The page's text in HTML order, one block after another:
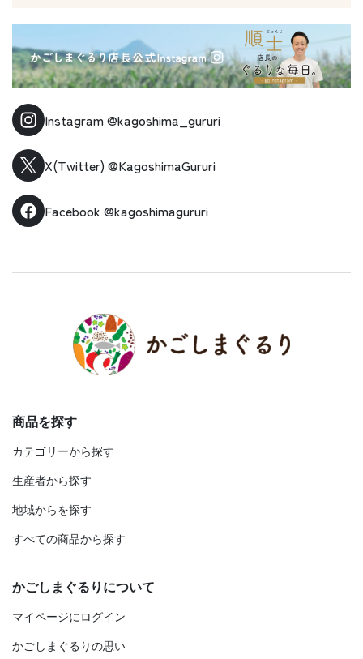
Instagram@kagoshima_gururi
X(Twitter) @KagoshimaGururi
Facebook @kagoshimagururi
商品を探す
カテゴリーから探す
生産者から探す
地域からを探す
すべての商品から探す
かごしまぐるりについて
マイページにログイン
かごしまぐるりの思い